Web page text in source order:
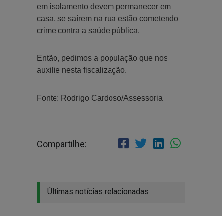
em isolamento devem permanecer em
casa, se saírem na rua estão cometendo
crime contra a saúde pública.
Então, pedimos a população que nos
auxilie nesta fiscalização.
Fonte: Rodrigo Cardoso/Assessoria
Compartilhe:
Últimas notícias relacionadas